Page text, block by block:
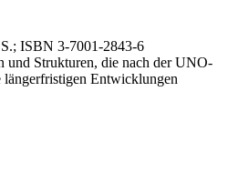
; ISBN 3-7001-2843-6
und Strukturen, die nach der UNO-
Entwicklungen